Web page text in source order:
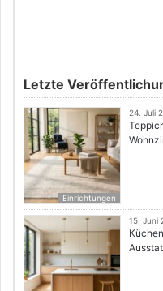
Letzte
Einrichtungen
24. Juli
15. Juni